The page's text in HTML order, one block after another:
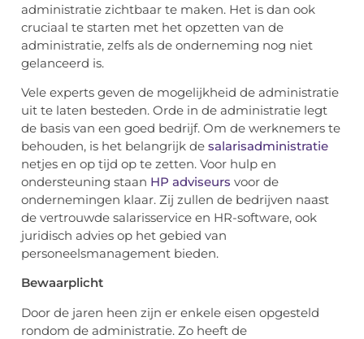
administratie zichtbaar te maken. Het is dan ook
cruciaal te starten met het opzetten van de
administratie, zelfs als de onderneming nog niet
gelanceerd is.
Vele experts geven de mogelijkheid de administratie
uit te laten besteden. Orde in de administratie legt
de basis van een goed bedrijf. Om de werknemers te
behouden, is het belangrijk de salarisadministratie
netjes en op tijd op te zetten. Voor hulp en
ondersteuning staan HP adviseurs voor de
ondernemingen klaar. Zij zullen de bedrijven naast
de vertrouwde salarisservice en HR-software, ook
juridisch advies op het gebied van
personeelsmanagement bieden.
Bewaarplicht
Door de jaren heen zijn er enkele eisen opgesteld
rondom de administratie. Zo heeft de